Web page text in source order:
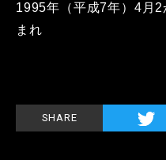
1995年（平成7年）4月
まれ
SHARE